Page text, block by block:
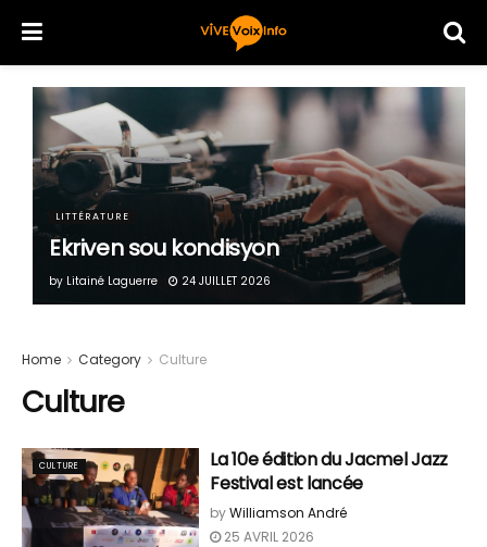
LITTÉRATURE
Ekriven sou kondisyon
by Litainé Laguerre 24 JUILLET 2026
Home Category Culture
Culture
CULTURE
La 10e édition du Jacmel Jazz
Festival est lancée
byWilliamson André
25 AVRIL 2026